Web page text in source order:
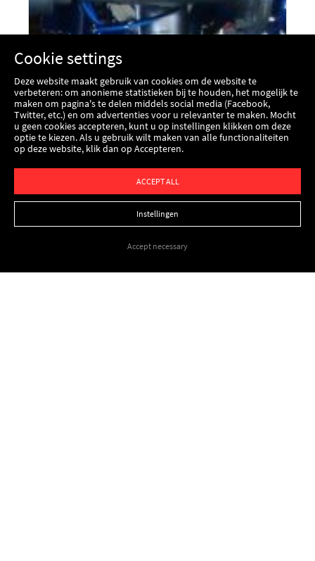
Cookie settings
Deze website maakt gebruik van cookies om de website te
verbeteren: om anonieme statistieken bij te houden, het mogelijk te
maken om pagina's te delen middels social media (Facebook,
Twitter, etc.) en om advertenties voor u relevanter te maken. Mocht
u geen cookies accepteren, kunt u op instellingen klikken om deze
optie te kiezen. Als u gebruik wilt maken van alle functionaliteiten
op deze website, klik dan op Accepteren.
ACCEPT ALL
Instellingen
Accept necessary